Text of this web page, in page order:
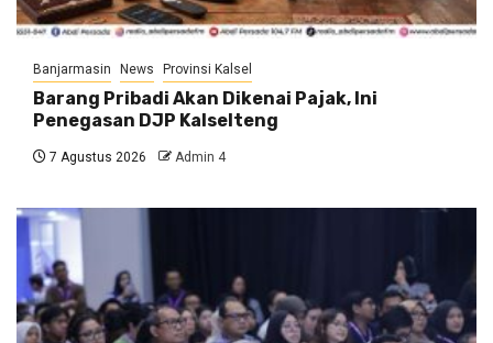
Banjarmasin News Provinsi Kalsel
Barang Pribadi Akan Dikenai Pajak, Ini
Penegasan DJP Kalselteng
7 Agustus 2026 Admin 4